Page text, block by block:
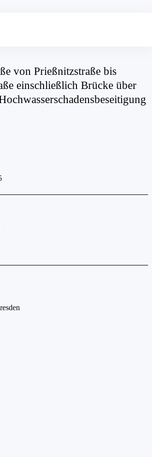
von Prießnitzstraße bis
einschließlich Brücke über